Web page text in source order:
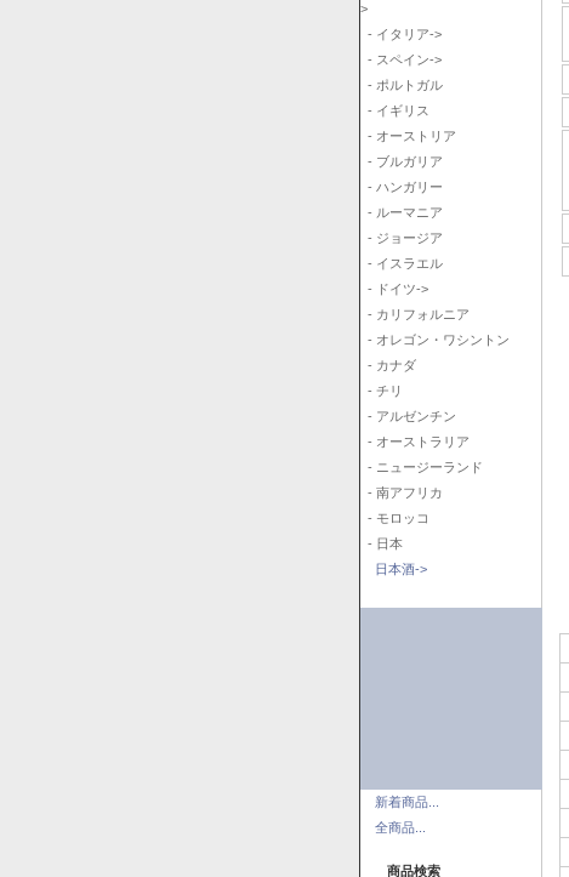
>
- イタリア->
- スペイン->
- ポルトガル
- イギリス
- オーストリア
- ブルガリア
- ハンガリー
- ルーマニア
- ジョージア
- イスラエル
- ドイツ->
- カリフォルニア
- オレゴン・ワシントン
- カナダ
- チリ
- アルゼンチン
- オーストラリア
- ニュージーランド
- 南アフリカ
- モロッコ
- 日本
日本酒->
新着商品...
全商品...
商品検索